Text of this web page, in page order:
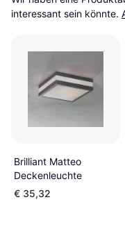
interessant sein könnte.
Brilliant Matteo
Deckenleuchte
€ 35,32